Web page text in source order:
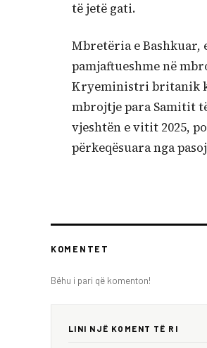
të jetë gati.
Mbretëria e Bashkuar,
pamjaftueshme në
Kryeministri britanik
mbrojtje para Samitit
vjeshtën e vitit 2025,
përkeqësuara nga
KOMENTET
Bëhu i pari që komenton!
LINI NJË KOMENT TË RI